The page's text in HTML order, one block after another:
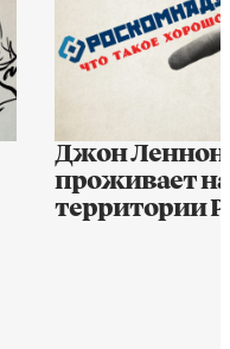
Джон Леннон
проживает на
территории